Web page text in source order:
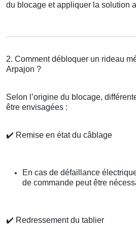
du blocage et appliquer la solution
2. Comment débloquer un rideau
Arpajon ?
Selon l’origine du blocage,
être envisagées :
✔️ Remise en état du câblage
En cas de défaillance
de commande peut être
✔️ Redressement du tablier